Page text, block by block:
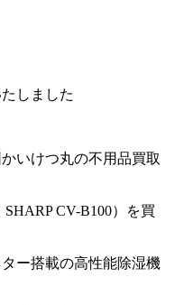
しました
いけつ丸の不用品買取
CV-B100）を買
ー搭載の高性能除湿機